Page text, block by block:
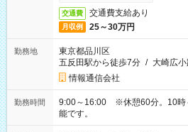
交通費 交通費支給あり
月収例 25～30万円
勤務地
東京都品川区
五反田駅から徒歩7分 / 大崎広
情報通信会社
勤務時間
9:00～16:00 ※休憩60分。10時
能です。